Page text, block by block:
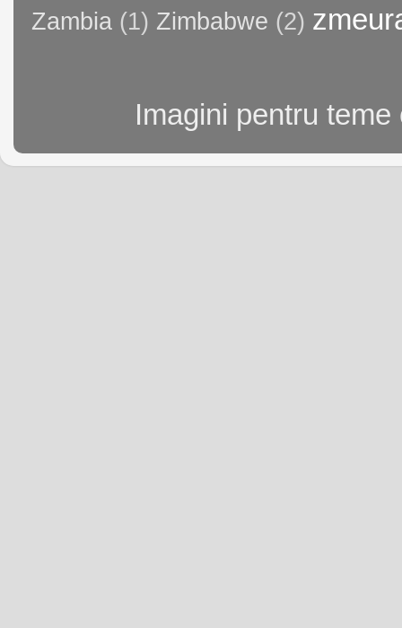
Zambia (1) Zimbabwe (2)
Imagini pentru